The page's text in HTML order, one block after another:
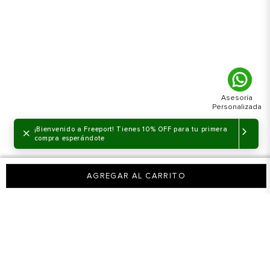
×
¡Bienvenido a Freeport! Tienes 10% OFF para tu primera
compra esperándote
AGREGAR AL CARRITO